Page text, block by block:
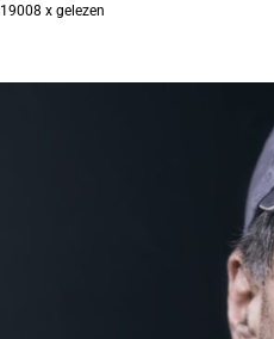
| 19008 x gelezen